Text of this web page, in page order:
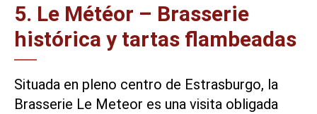
5. Le Météor – Brasserie
histórica y tartas flambeadas
Situada en pleno centro de Estrasburgo, la
Brasserie Le Meteor es una visita obligada